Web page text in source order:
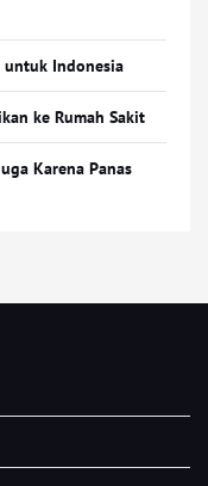
untuk Indonesia
ke Rumah Sakit
Karena Panas